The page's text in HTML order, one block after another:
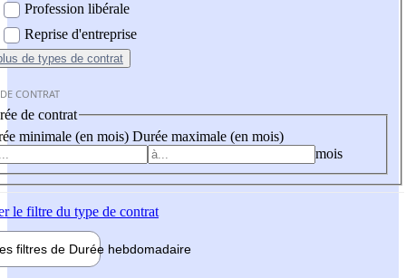
Profession libérale
Reprise d'entreprise
de types de contrat
CONTRAT
de contrat
minimale (en mois) Durée maximale (en mois)
mois
le filtre du type de contrat
filtres de Durée hebdomadaire